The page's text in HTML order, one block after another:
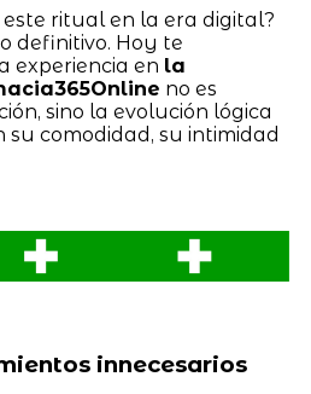
ritual en la era digital?
definitivo. Hoy te
experiencia en la
no es
sino la evolución lógica
comodidad, su intimidad
innecesarios